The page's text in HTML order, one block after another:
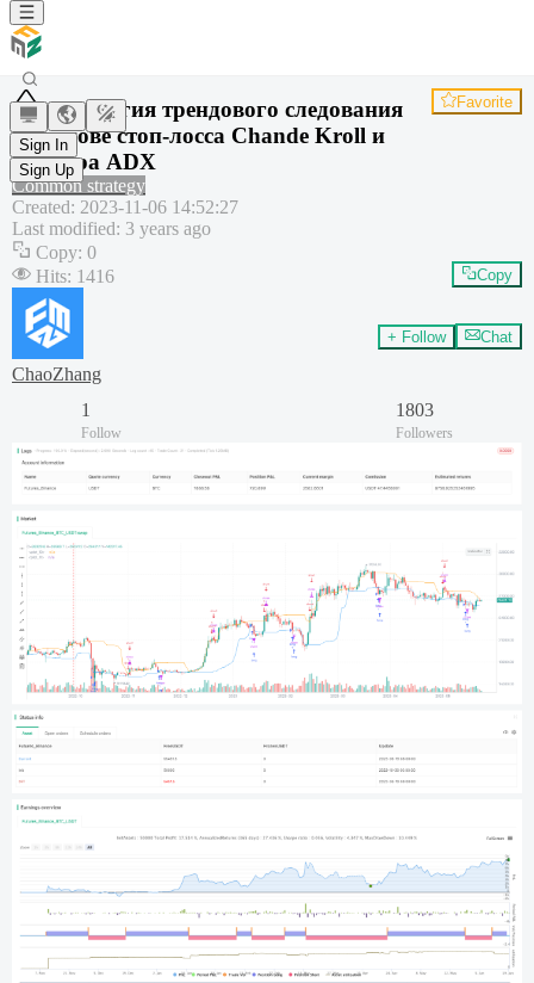
Sign In
Sign Up
Стратегия трендового следования
на основе стоп-лосса Chande Kroll и
фильтра ADX
Favorite
Common strategy
Created: 2023-11-06 14:52:27
Last modified: 3 years ago
Copy: 0
Hits: 1416 Copy
ChaoZhang
+ Follow Chat
1
Follow
1803
Followers